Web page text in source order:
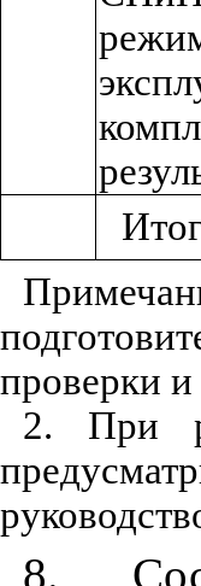
проверки
2. При
8.